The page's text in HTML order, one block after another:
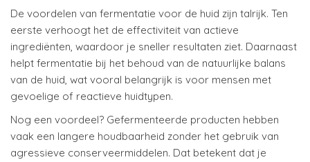
De voordelen van fermentatie voor de huid zijn talrijk. Ten
eerste verhoogt het de effectiviteit van actieve
ingrediënten, waardoor je sneller resultaten ziet. Daarnaast
helpt fermentatie bij het behoud van de natuurlijke balans
van de huid, wat vooral belangrijk is voor mensen met
gevoelige of reactieve huidtypen.
Nog een voordeel? Gefermenteerde producten hebben
vaak een langere houdbaarheid zonder het gebruik van
agressieve conserveermiddelen. Dat betekent dat je